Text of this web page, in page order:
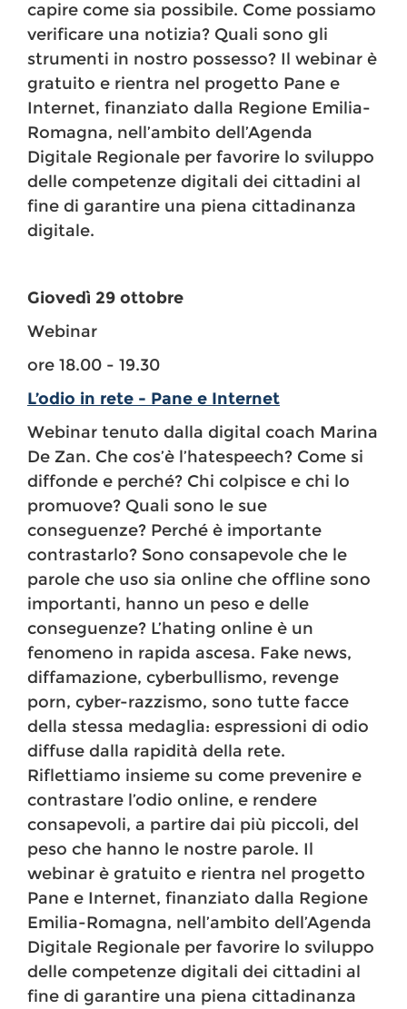
capire come sia possibile. Come possiamo
verificare una notizia? Quali sono gli
strumenti in nostro possesso? Il webinar è
gratuito e rientra nel progetto Pane e
Internet, finanziato dalla Regione Emilia-
Romagna, nell’ambito dell’Agenda
Digitale Regionale per favorire lo sviluppo
delle competenze digitali dei cittadini al
fine di garantire una piena cittadinanza
digitale.
Giovedì 29 ottobre
Webinar
ore 18.00 - 19.30
L’odio in rete - Pane e Internet
Webinar tenuto dalla digital coach Marina
De Zan. Che cos’è l’hatespeech? Come si
diffonde e perché? Chi colpisce e chi lo
promuove? Quali sono le sue
conseguenze? Perché è importante
contrastarlo? Sono consapevole che le
parole che uso sia online che offline sono
importanti, hanno un peso e delle
conseguenze? L’hating online è un
fenomeno in rapida ascesa. Fake news,
diffamazione, cyberbullismo, revenge
porn, cyber-razzismo, sono tutte facce
della stessa medaglia: espressioni di odio
diffuse dalla rapidità della rete.
Riflettiamo insieme su come prevenire e
contrastare l’odio online, e rendere
consapevoli, a partire dai più piccoli, del
peso che hanno le nostre parole. Il
webinar è gratuito e rientra nel progetto
Pane e Internet, finanziato dalla Regione
Emilia-Romagna, nell’ambito dell’Agenda
Digitale Regionale per favorire lo sviluppo
delle competenze digitali dei cittadini al
fine di garantire una piena cittadinanza